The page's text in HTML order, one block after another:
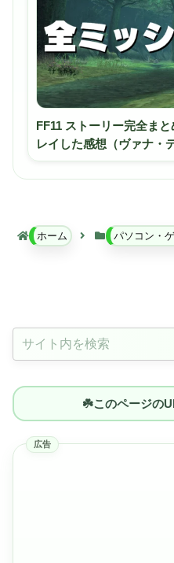
FF11 ストーリー完全ま
レイした感想（ヴァナ・
ホーム パソコン・
☘️このページの
広告